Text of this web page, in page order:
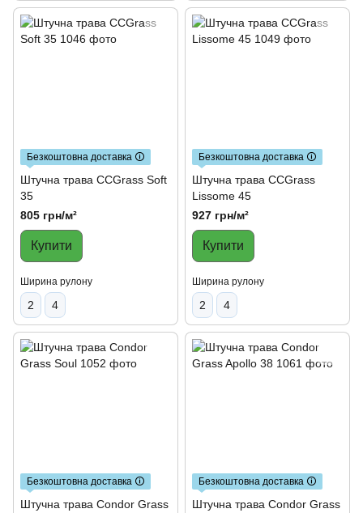
Безкоштовна доставка 🛈
Штучна трава CCGrass Soft
35
805 грн/м²
Купити
Ширина рулону
2 4
Безкоштовна доставка 🛈
Штучна трава CCGrass
Lissome 45
927 грн/м²
Купити
Ширина рулону
2 4
Безкоштовна доставка 🛈
Штучна трава Condor Grass
Безкоштовна доставка 🛈
Штучна трава Condor Grass